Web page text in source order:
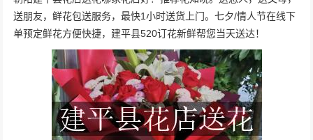
辽宁省朝阳市建平县叶百寿街道建平县一... 19个小熊公仔，
华隆家具城 精品红玫瑰19枝,搭配黄英...
环岛 精选11朵红玫瑰，搭配黄...
滨河家园2号楼一单元102 精选11枝白玫瑰，绿叶外围
送朋友，鲜花包送服务，最快1小时送货上门。七夕/情人节在线下
单预定鲜花方便快捷，建平县520订花新鲜帮您当天送达！